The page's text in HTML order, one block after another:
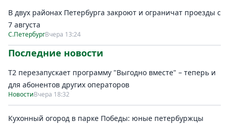
В двух районах Петербурга закроют и ограничат проезды с
7 августа
С.ПетербургВчера 13:24
Последние новости
Т2 перезапускает программу "Выгодно вместе" – теперь и
для абонентов других операторов
НовостиВчера 18:32
Кухонный огород в парке Победы: юные петербуржцы